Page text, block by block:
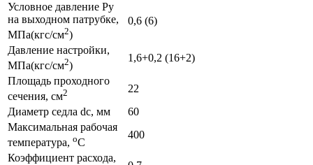
Условное давление Ру
на выходном патрубке,
МПа(кгс/см2)
0,6 (6)
Давление настройки,
МПа(кгс/см2)
1,6+0,2 (16+2)
Площадь проходного
сечения, см2
22
Диаметр седла dc, мм
60
Максимальная рабочая
температура, оС
400
Коэффициент расхода,